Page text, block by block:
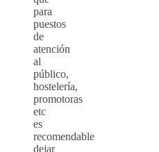
para
puestos
de
atención
al
público,
hostelería,
promotoras
etc
es
recomendable
dejar